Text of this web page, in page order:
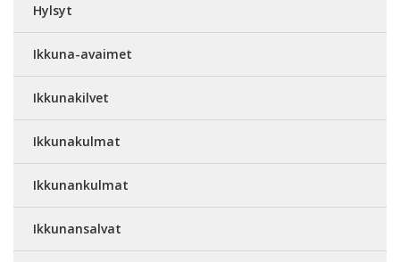
Hylsyt
Ikkuna-avaimet
Ikkunakilvet
Ikkunakulmat
Ikkunankulmat
Ikkunansalvat